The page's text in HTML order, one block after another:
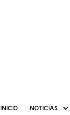
INICIO NOTICIAS